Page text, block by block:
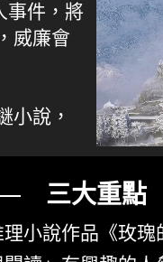
事件，將
威廉會
小說，
三大重
小說作品《玫